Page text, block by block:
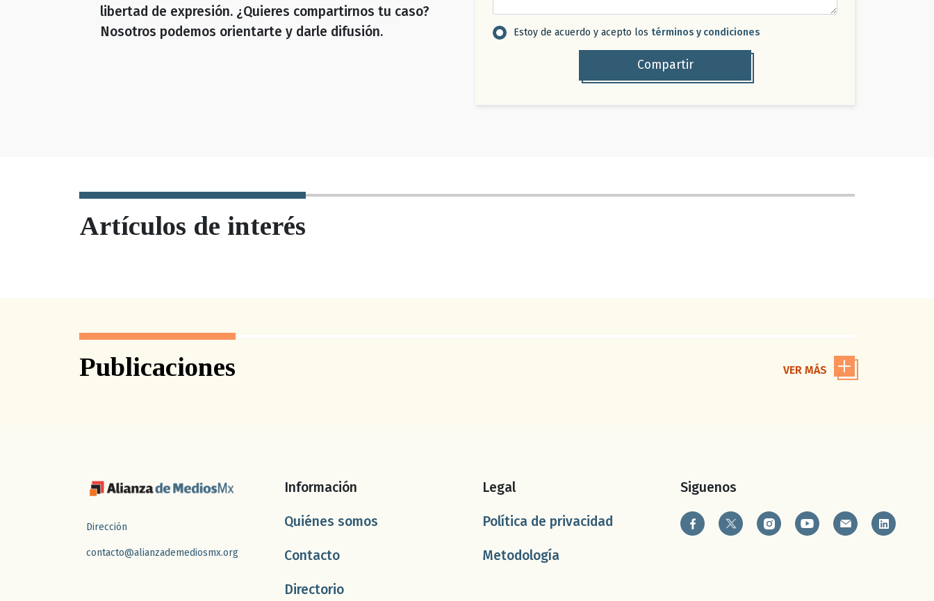
libertad de expresión. ¿Quieres compartirnos tu caso?
Nosotros podemos orientarte y darle difusión.
Estoy de acuerdo y acepto los términos y condiciones
Compartir
Artículos de interés
Publicaciones VER MÁS
Dirección
contacto@alianzademediosmx.org
Información
Quiénes somos
Contacto
Directorio
Legal
Política de privacidad
Metodología
Siguenos